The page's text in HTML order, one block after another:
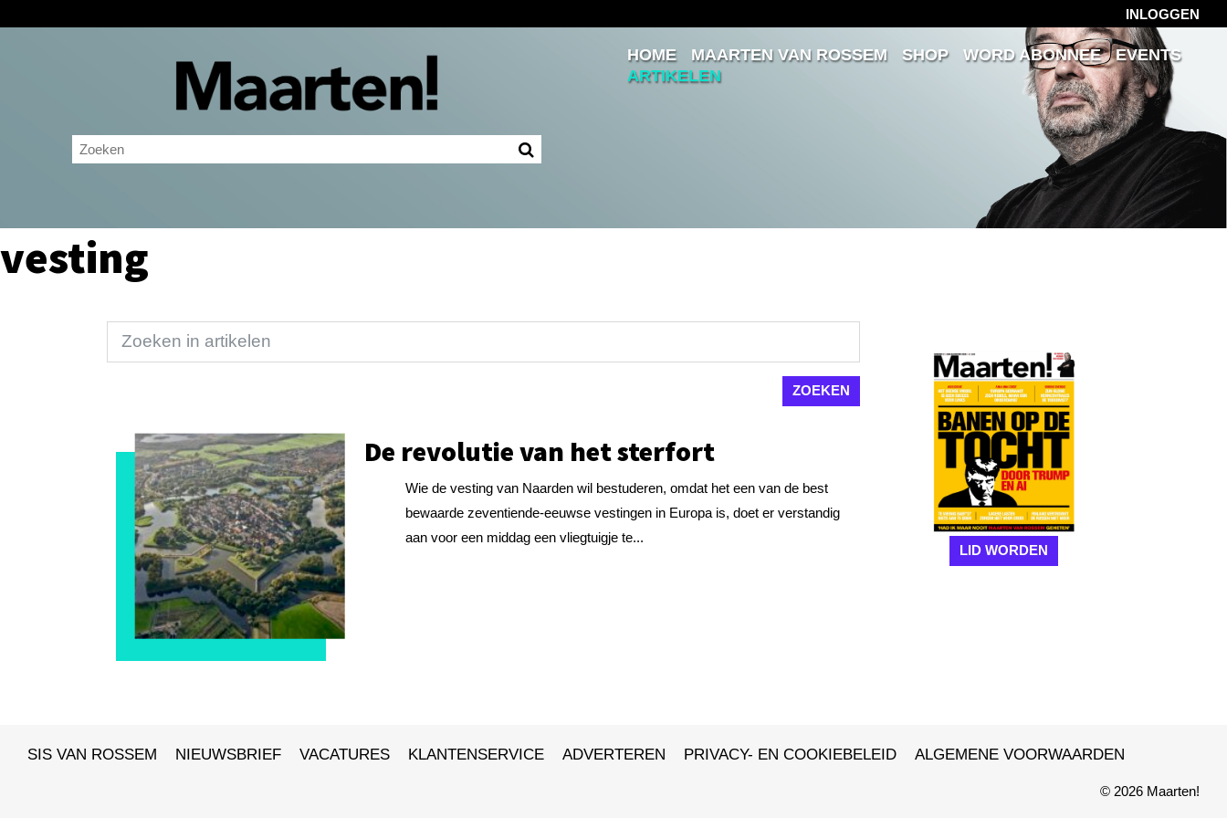
INLOGGEN
Inloggen
Ingelogd blijven
HOME MAARTEN VAN ROSSEM SHOP WORD ABONNEE
EVENTS
ARTIKELEN
vesting
De revolutie van het sterfort
Wie de vesting van Naarden wil bestuderen, omdat het een van de best
bewaarde zeventiende-eeuwse vestingen in Europa is, doet er verstandig
aan voor een middag een vliegtuigje te...
LID WORDEN
SIS VAN ROSSEM NIEUWSBRIEF VACATURES KLANTENSERVICE ADVERTEREN PRIVACY- EN COOKIEBELEID ALGEMENE VOORWAARDEN
© 2026 Maarten!